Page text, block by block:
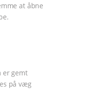
at åbne
er gemt
på væg